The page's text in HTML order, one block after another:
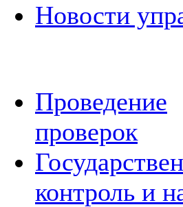
Новости
Проведение
проверок
контроль и